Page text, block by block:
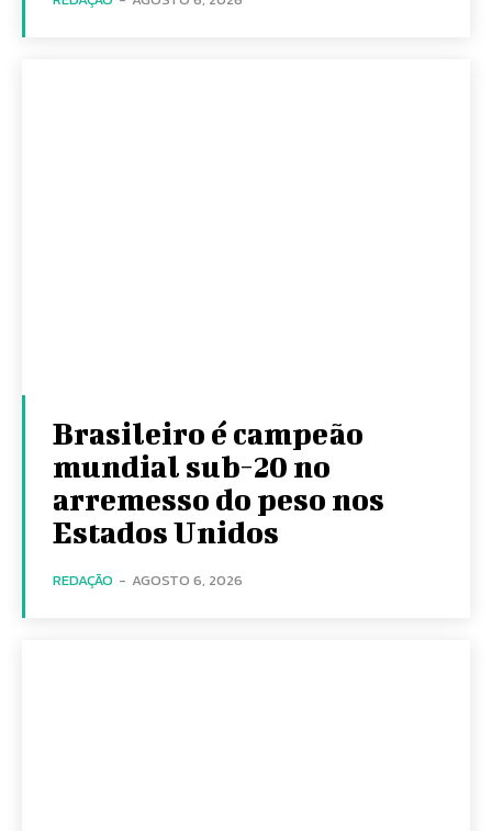
Brasileiro é campeão
mundial sub-20 no
arremesso do peso nos
Estados Unidos
REDAÇÃO - AGOSTO 6, 2026